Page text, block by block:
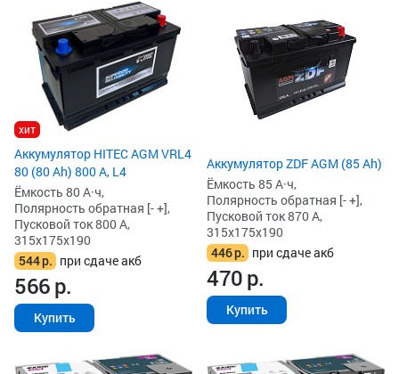
хит
Аккумулятор HITEC AGM VRL4
80 (80 Ah) 800 А, L4
Ёмкость 80 А·ч,
Полярность обратная [- +],
Пусковой ток 800 А,
315x175x190
544р. при сдаче акб
566р.
Купить
Аккумулятор ZDF AGM (85 Ah)
Ёмкость 85 А·ч,
Полярность обратная [- +],
Пусковой ток 870 А,
315x175x190
446р. при сдаче акб
470р.
Купить